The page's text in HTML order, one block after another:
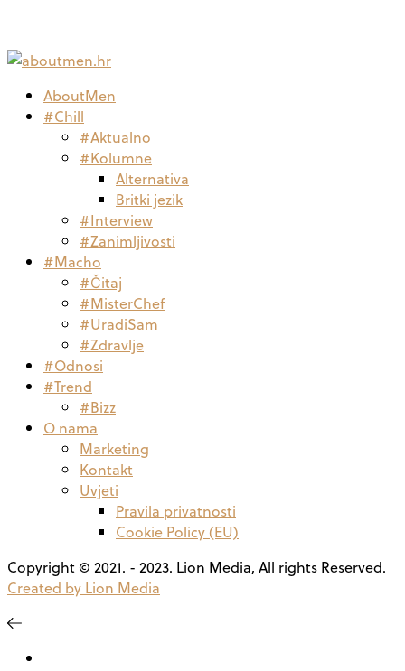
AboutMen
#Chill
#Aktualno
#Kolumne
Alternativa
Britki jezik
#Interview
#Zanimljivosti
#Macho
#Čitaj
#MisterChef
#UradiSam
#Zdravlje
#Odnosi
#Trend
#Bizz
O nama
Marketing
Kontakt
Uvjeti
Pravila privatnosti
Cookie Policy (EU)
Copyright © 2021. - 2023. Lion Media, All rights Reserved.
Created by Lion Media